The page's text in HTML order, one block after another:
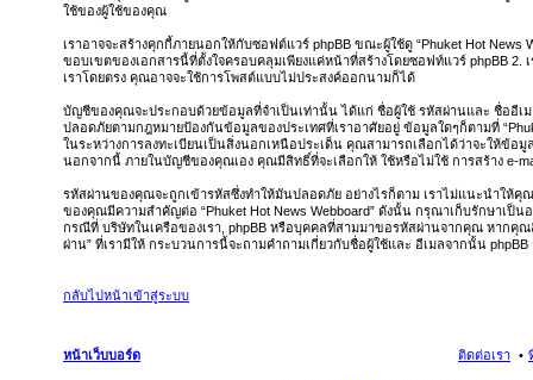
ใช้ของผู้ใช้ของคุณ
เราอาจจะสร้างคุกกี้ภายนอกให้กับซอฟต์แวร์ phpBB ขณะผู้ใช้ดู “Phuket Hot News
ขอบเขตของเอกสารนี้ที่ตั้งใจครอบคลุมเพียงแค่หน้าที่สร้างโดยซอฟท์แวร์ phpBB 2.
เราโดยตรง คุณอาจจะใช้การโพสต์แบบไม่ประสงค์ออกนามก็ได้
บัญชีของคุณจะประกอบด้วยข้อมูลที่จำเป็นเท่านั้น ได้แก่ ชื่อผู้ใช้ รหัสผ่านและ ชื่ออีเ
ปลอดภัยตามกฎหมายป้องกันข้อมูลของประเทศที่เราอาศัยอยู่ ข้อมูลใดๆก็ตามที่
ในระหว่างการลงทะเบียนเป็นสิ่งนอกเหนือประเด็น คุณสามารถเลือกได้ว่าจะให้ข้อ
นอกจากนี้ ภายในบัญชีของคุณเอง คุณมีสิทธิ์ที่จะเลือกให้ ใช้หรือไม่ใช้ การสร้าง e-
รหัสผ่านของคุณจะถูกเข้ารหัสซึ่งทำให้มันปลอดภัย อย่างไรก็ตาม เราไม่แนะนำให้คุ
ของคุณมีความสำคัญต่อ “Phuket Hot News Webboard” ดังนั้น กรุณาเก็บรักษาเป็
กรณีที่ บริษัทในเครือของเรา, phpBB หรือบุคคลที่สามมาขอรหัสผ่านจากคุณ หากคุ
ผ่าน” ที่เรามีให้ กระบวนการนี้จะถามคำถามเกี่ยวกับชื่อผู้ใช้และ อีเมลจากนั้น
กลับไปหน้าเข้าสู่ระบบ
หน้าเว็บบอร์ด ติดต่อเรา